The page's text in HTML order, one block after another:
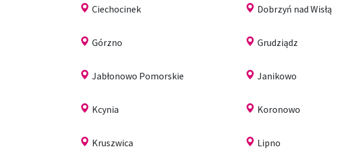
Ciechocinek Dobrzyń nad Wisłą
Górzno Grudziądz
Jabłonowo Pomorskie Janikowo
Kcynia Koronowo
Kruszwica Lipno